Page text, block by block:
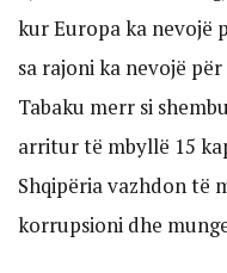
kur Europa ka nevojë
sa rajoni ka nevojë
Tabaku merr si
arritur të mbyllë 15
Shqipëria vazhdon të
korrupsioni dhe